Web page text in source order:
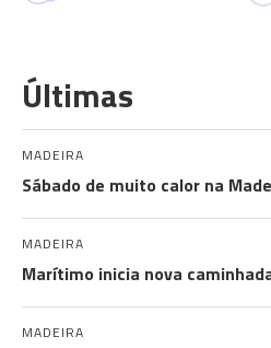
Últimas
MADEIRA
Sábado de muito calor na
MADEIRA
Marítimo inicia nova
MADEIRA